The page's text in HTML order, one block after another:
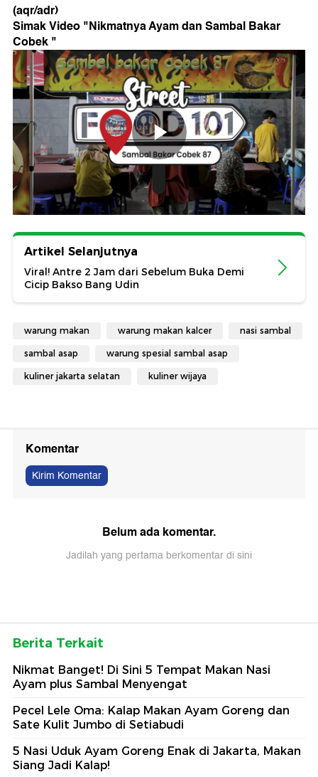
(aqr/adr)
Simak Video "Nikmatnya Ayam dan Sambal Bakar
Cobek"
Artikel Selanjutnya
Viral! Antre 2 Jam dari Sebelum Buka Demi
Cicip Bakso Bang Udin
warung makan warung makan kalcer nasi sambal
sambal asap warung spesial sambal asap
kuliner jakarta selatan kuliner wijaya
Komentar
Kirim Komentar
Belum ada komentar.
Jadilah yang pertama berkomentar di sini
Berita Terkait
Nikmat Banget! Di Sini 5 Tempat Makan Nasi
Ayam plus Sambal Menyengat
Pecel Lele Oma: Kalap Makan Ayam Goreng dan
Sate Kulit Jumbo di Setiabudi
5 Nasi Uduk Ayam Goreng Enak di Jakarta, Makan
Siang Jadi Kalap!